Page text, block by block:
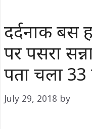
दर्दनाक बस
पर पसरा
पता चला 33
July 29, 2018 by